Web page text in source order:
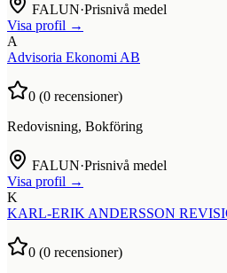
FALUN·Prisnivå medel
Visa profil →
A
Advisoria Ekonomi AB
0 (0 recensioner)
Redovisning, Bokföring
FALUN·Prisnivå medel
Visa profil →
K
KARL-ERIK ANDERSSON
0 (0 recensioner)